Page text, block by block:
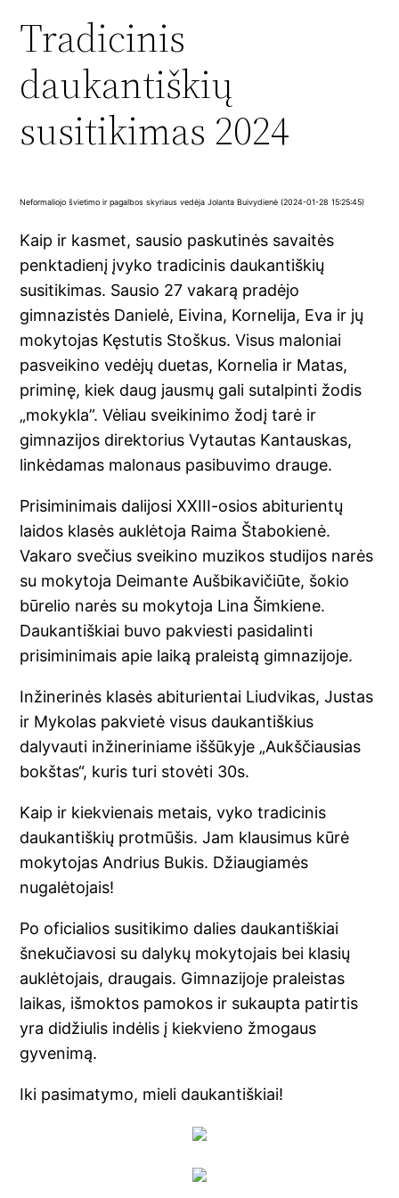
Tradicinis
daukantiškių
susitikimas 2024
Neformaliojo švietimo ir pagalbos skyriaus vedėja Jolanta Buivydienė (2024-01-28 15:25:45)
Kaip ir kasmet, sausio paskutinės savaitės
penktadienį įvyko tradicinis daukantiškių
susitikimas. Sausio 27 vakarą pradėjo
gimnazistės Danielė, Eivina, Kornelija, Eva ir jų
mokytojas Kęstutis Stoškus. Visus maloniai
pasveikino vedėjų duetas, Kornelia ir Matas,
priminę, kiek daug jausmų gali sutalpinti žodis
„mokykla”. Vėliau sveikinimo žodį tarė ir
gimnazijos direktorius Vytautas Kantauskas,
linkėdamas malonaus pasibuvimo drauge.
Prisiminimais dalijosi XXIII-osios abiturientų
laidos klasės auklėtoja Raima Štabokienė.
Vakaro svečius sveikino muzikos studijos narės
su mokytoja Deimante Aušbikavičiūte, šokio
būrelio narės su mokytoja Lina Šimkiene.
Daukantiškiai buvo pakviesti pasidalinti
prisiminimais apie laiką praleistą gimnazijoje.
Inžinerinės klasės abiturientai Liudvikas, Justas
ir Mykolas pakvietė visus daukantiškius
dalyvauti inžineriniame iššūkyje „Aukščiausias
bokštas“, kuris turi stovėti 30s.
Kaip ir kiekvienais metais, vyko tradicinis
daukantiškių protmūšis. Jam klausimus kūrė
mokytojas Andrius Bukis. Džiaugiamės
nugalėtojais!
Po oficialios susitikimo dalies daukantiškiai
šnekučiavosi su dalykų mokytojais bei klasių
auklėtojais, draugais. Gimnazijoje praleistas
laikas, išmoktos pamokos ir sukaupta patirtis
yra didžiulis indėlis į kiekvieno žmogaus
gyvenimą.
Iki pasimatymo, mieli daukantiškiai!